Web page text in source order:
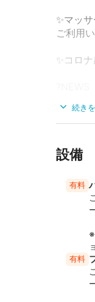
✨マッ
ご利用
✨コロ
?ご利用
でご利
を２台
棚の中
?ヨガ
?禁止事
続き
設備
有料
有料